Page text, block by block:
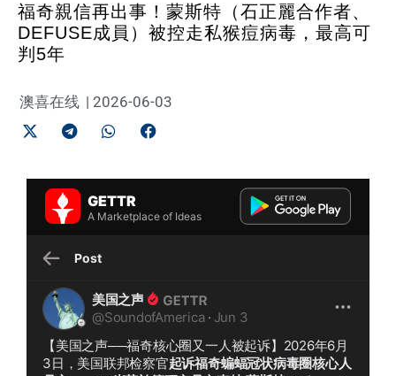
福奇親信再出事！蒙斯特（石正麗合作者、
DEFUSE成員）被控走私猴痘病毒，最高可
判5年
澳喜在线 | 2026-06-03